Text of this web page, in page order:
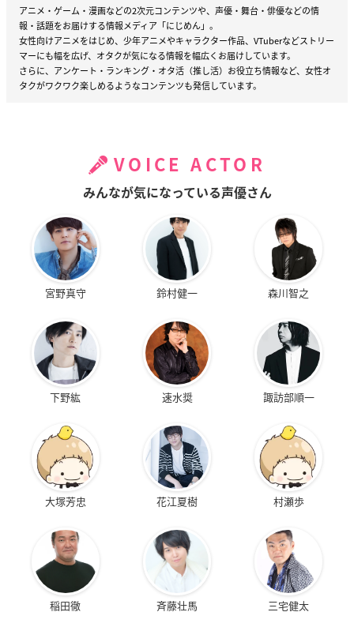
アニメ・ゲーム・漫画などの2次元コンテンツや、声優・舞台・俳優などの情
報・話題をお届けする情報メディア「にじめん」。
女性向けアニメをはじめ、少年アニメやキャラクター作品、VTuberなどストリー
マーにも幅を広げ、オタクが気になる情報を幅広くお届けしています。
さらに、アンケート・ランキング・オタ活（推し活）お役立ち情報など、女性オ
タクがワクワク楽しめるようなコンテンツも発信しています。
VOICE ACTOR
みんなが気になっている声優さん
宮野真守 鈴村健一 森川智之
下野紘 速水奨 諏訪部順一
大塚芳忠 花江夏樹 村瀬歩
稲田徹 斉藤壮馬 三宅健太